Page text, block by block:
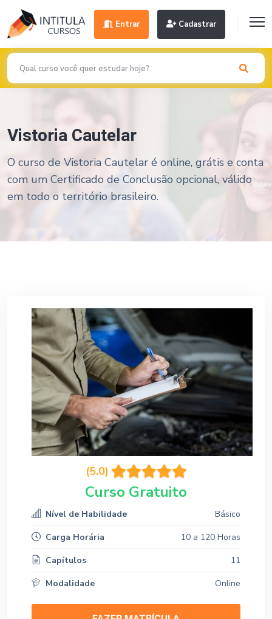
Entrar Cadastrar
Vistoria Cautelar
O curso de Vistoria Cautelar é online, grátis e conta
com um Certificado de Conclusão opcional, válido
em todo o território brasileiro.
(5.0)
Curso Gratuito
Nível de Habilidade
Básico
Carga Horária
10 a 120 Horas
Capítulos
11
Modalidade
Online